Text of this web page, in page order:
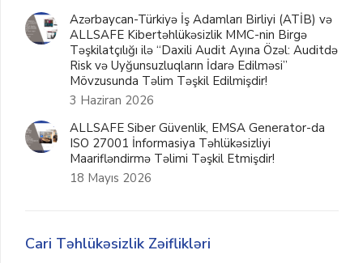
Azərbaycan-Türkiyə İş Adamları Birliyi (ATİB) və
ALLSAFE Kibertəhlükəsizlik MMC-nin Birgə
Təşkilatçılığı ilə “Daxili Audit Ayına Özəl: Auditdə
Risk və Uyğunsuzluqların İdarə Edilməsi”
Mövzusunda Təlim Təşkil Edilmişdir!
3 Haziran 2026
ALLSAFE Siber Güvenlik, EMSA Generator-da
ISO 27001 İnformasiya Təhlükəsizliyi
Maarifləndirmə Təlimi Təşkil Etmişdir!
18 Mayıs 2026
Cari Təhlükəsizlik Zəiflikləri